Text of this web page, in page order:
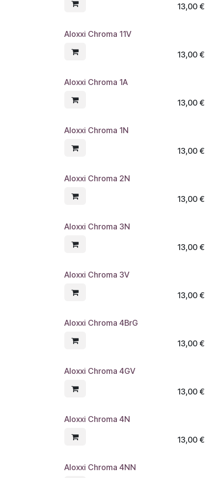
13,00€
Aloxxi Chroma 11V
13,00€
Aloxxi Chroma 1A
13,00€
Aloxxi Chroma 1N
13,00€
Aloxxi Chroma 2N
13,00€
Aloxxi Chroma 3N
13,00€
Aloxxi Chroma 3V
13,00€
Aloxxi Chroma 4BrG
13,00€
Aloxxi Chroma 4GV
13,00€
Aloxxi Chroma 4N
13,00€
Aloxxi Chroma 4NN